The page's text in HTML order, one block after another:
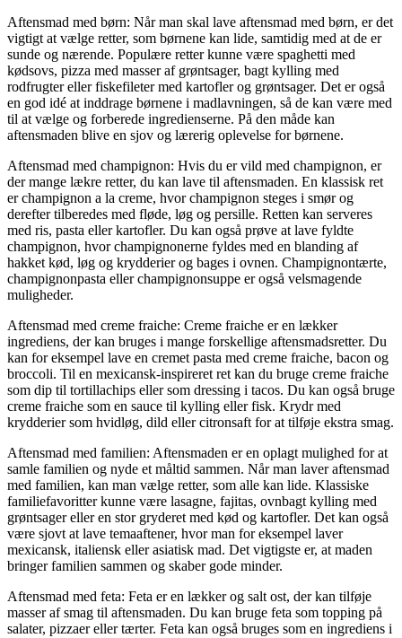
Aftensmad med børn: Når man skal lave aftensmad med børn, er det
vigtigt at vælge retter, som børnene kan lide, samtidig med at de er
sunde og nærende. Populære retter kunne være spaghetti med
kødsovs, pizza med masser af grøntsager, bagt kylling med
rodfrugter eller fiskefileter med kartofler og grøntsager. Det er også
en god idé at inddrage børnene i madlavningen, så de kan være med
til at vælge og forberede ingredienserne. På den måde kan
aftensmaden blive en sjov og lærerig oplevelse for børnene.
Aftensmad med champignon: Hvis du er vild med champignon, er
der mange lækre retter, du kan lave til aftensmaden. En klassisk ret
er champignon a la creme, hvor champignon steges i smør og
derefter tilberedes med fløde, løg og persille. Retten kan serveres
med ris, pasta eller kartofler. Du kan også prøve at lave fyldte
champignon, hvor champignonerne fyldes med en blanding af
hakket kød, løg og krydderier og bages i ovnen. Champignontærte,
champignonpasta eller champignonsuppe er også velsmagende
muligheder.
Aftensmad med creme fraiche: Creme fraiche er en lækker
ingrediens, der kan bruges i mange forskellige aftensmadsretter. Du
kan for eksempel lave en cremet pasta med creme fraiche, bacon og
broccoli. Til en mexicansk-inspireret ret kan du bruge creme fraiche
som dip til tortillachips eller som dressing i tacos. Du kan også bruge
creme fraiche som en sauce til kylling eller fisk. Krydr med
krydderier som hvidløg, dild eller citronsaft for at tilføje ekstra smag.
Aftensmad med familien: Aftensmaden er en oplagt mulighed for at
samle familien og nyde et måltid sammen. Når man laver aftensmad
med familien, kan man vælge retter, som alle kan lide. Klassiske
familiefavoritter kunne være lasagne, fajitas, ovnbagt kylling med
grøntsager eller en stor gryderet med kød og kartofler. Det kan også
være sjovt at lave temaaftener, hvor man for eksempel laver
mexicansk, italiensk eller asiatisk mad. Det vigtigste er, at maden
bringer familien sammen og skaber gode minder.
Aftensmad med feta: Feta er en lækker og salt ost, der kan tilføje
masser af smag til aftensmaden. Du kan bruge feta som topping på
salater, pizzaer eller tærter. Feta kan også bruges som en ingrediens i